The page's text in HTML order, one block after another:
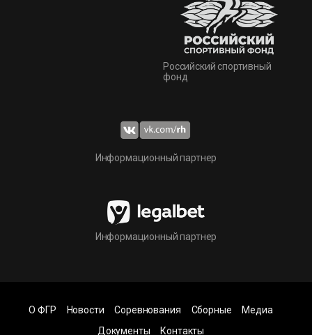
Российский спортивный
фонд
Информационный партнер
Информационный партнер
О ФГР Новости Соревнования Сборные
Медиа
Документы
Контакты